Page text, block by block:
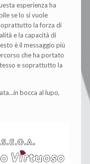
esperienza ha
se lo si vuole
la forza di
e la capacità di
è il messaggio più
che ha portato
e soprattutto la
bocca al lupo,